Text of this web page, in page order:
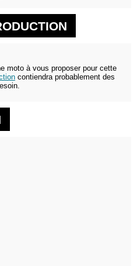
moto à vous proposer pour cette
contiendra probablement des